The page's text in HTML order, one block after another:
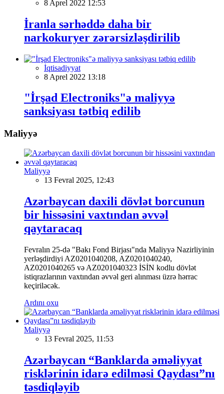
8 Aprel 2022 12:53
İranla sərhəddə daha bir
narkokuryer zərərsizləşdirilib
İqtisadiyyat
8 Aprel 2022 13:18
"İrşad Electroniks"ə maliyyə
sanksiyası tətbiq edilib
Maliyyə
Maliyyə
13 Fevral 2025, 12:43
Azərbaycan daxili dövlət borcunun
bir hissəsini vaxtından əvvəl
qaytaracaq
Fevralın 25-də "Bakı Fond Birjası"nda Maliyyə Nazirliyinin
yerləşdirdiyi AZ0201040208, AZ0201040240,
AZ0201040265 və AZ0201040323 İSİN kodlu dövlət
istiqrazlarının vaxtından əvvəl geri alınması üzrə hərrac
keçiriləcək.
Ardını oxu
Maliyyə
13 Fevral 2025, 11:53
Azərbaycan “Banklarda əməliyyat
risklərinin idarə edilməsi Qaydası”nı
təsdiqləyib